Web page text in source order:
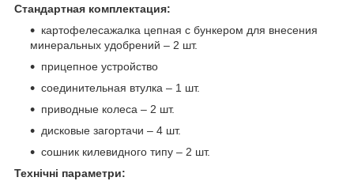
Стандартная комплектация:
картофелесажалка цепная с бункером для внесения
минеральных удобрений – 2 шт.
прицепное устройство
соединительная втулка – 1 шт.
приводные колеса – 2 шт.
дисковые загортачи – 4 шт.
сошник килевидного типу – 2 шт.
Технічні параметри: